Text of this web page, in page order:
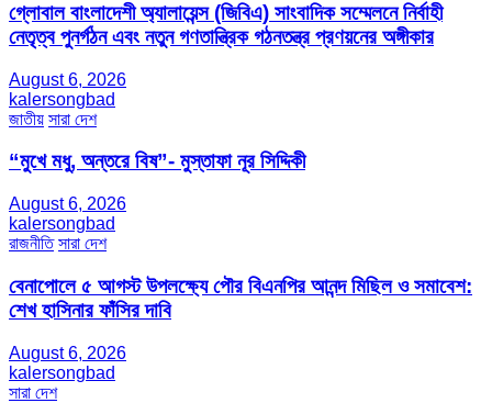
গ্লোবাল বাংলাদেশী অ্যালায়েন্স (জিবিএ) সাংবাদিক সম্মেলনে নির্বাহী
নেতৃত্ব পুনর্গঠন এবং নতুন গণতান্ত্রিক গঠনতন্ত্র প্রণয়নের অঙ্গীকার
August 6, 2026
kalersongbad
জাতীয় সারা দেশ
“মুখে মধু, অন্তরে বিষ”- মুস্তাফা নূর সিদ্দিকী
August 6, 2026
kalersongbad
রাজনীতি সারা দেশ
বেনাপোলে ৫ আগস্ট উপলক্ষ্যে পৌর বিএনপির আনন্দ মিছিল ও সমাবেশ:
শেখ হাসিনার ফাঁসির দাবি
August 6, 2026
kalersongbad
সারা দেশ